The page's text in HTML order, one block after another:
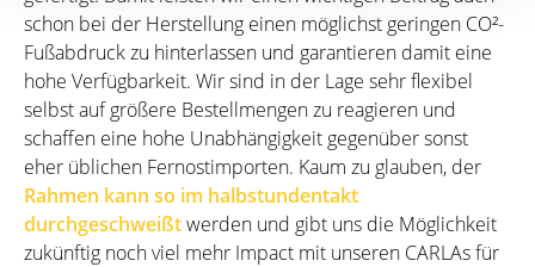
schon bei der Herstellung einen möglichst geringen CO²-
Fußabdruck zu hinterlassen und garantieren damit eine
hohe Verfügbarkeit. Wir sind in der Lage sehr flexibel
selbst auf größere Bestellmengen zu reagieren und
schaffen eine hohe Unabhängigkeit gegenüber sonst
eher üblichen Fernostimporten. Kaum zu glauben, der
Rahmen kann so im halbstundentakt
durchgeschweißtwerden und gibt uns die Möglichkeit
zukünftig noch viel mehr Impact mit unseren CARLAs für